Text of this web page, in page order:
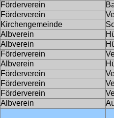
Förderverein
Förderverein
Kirchengemeinde
Albverein
Albverein
Förderverein
Albverein
Förderverein
Förderverein
Förderverein
Albverein